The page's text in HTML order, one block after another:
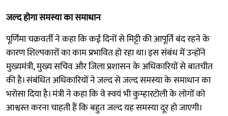
जल्द होगा समस्या का समाधान
पूर्णिमा चक्रवर्ती ने कहा कि कई दिनों से मिट्टी की आपूर्ति बंद रहने के
कारण शिल्पकारों का काम प्रभावित हो रहा था। इस संबंध में उन्होंने
मुख्यमंत्री, मुख्य सचिव और जिला प्रशासन के अधिकारियों से बातचीत
की है। संबंधित अधिकारियों ने जल्द से जल्द समस्या के समाधान का
भरोसा दिया है। मंत्री ने कहा कि वे स्वयं भी कुम्हारटोली के लोगों को
आश्वस्त करना चाहती हैं कि बहुत जल्द यह समस्या दूर हो जाएगी।